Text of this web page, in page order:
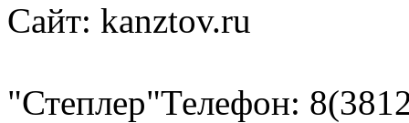
Сайт: kanztov.ru
"Степлер"Телефон: